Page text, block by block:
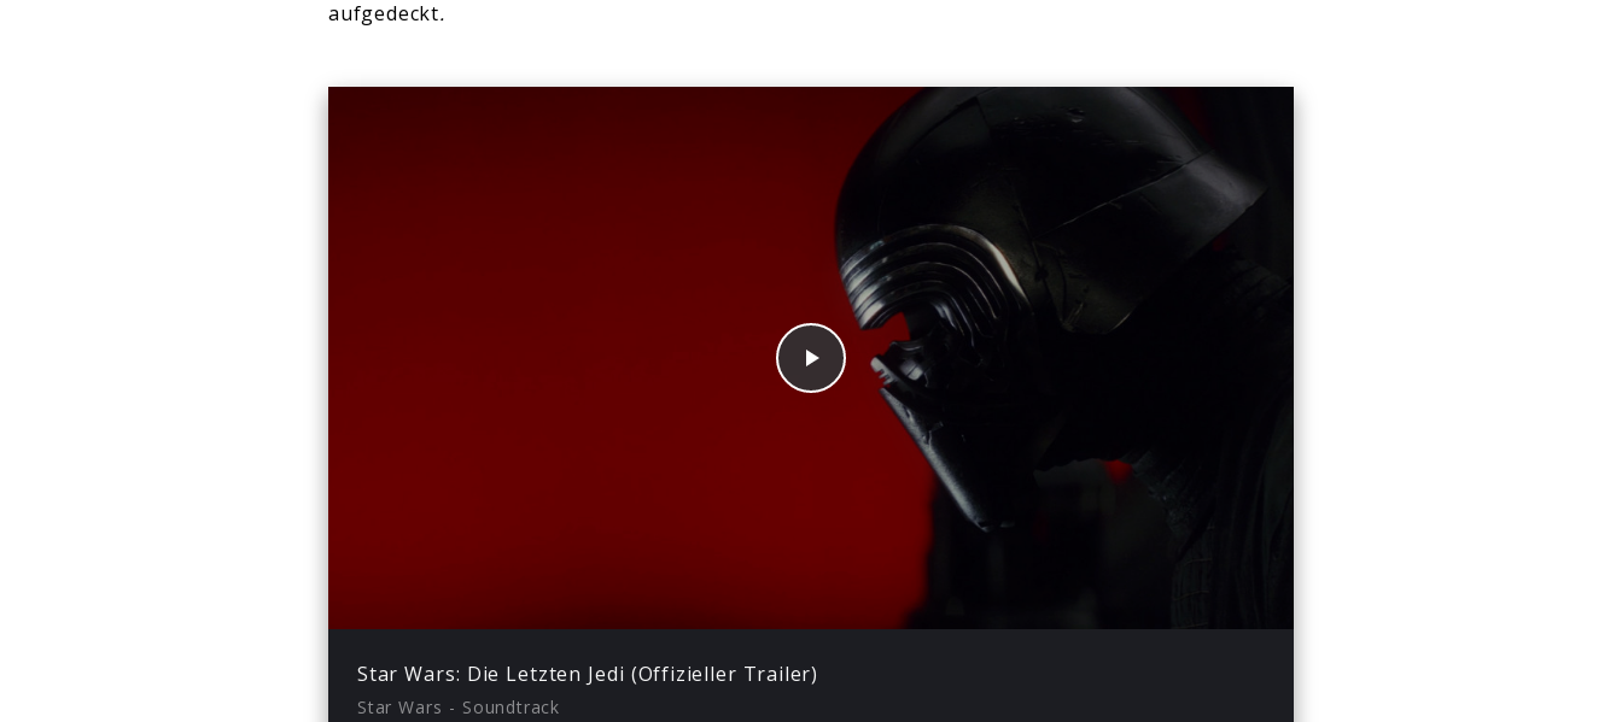
aufgedeckt.
Play Mute
Enter
Play
Star Wars: Die Letzten Jedi (Offizieller Trailer)
Star Wars - Soundtrack